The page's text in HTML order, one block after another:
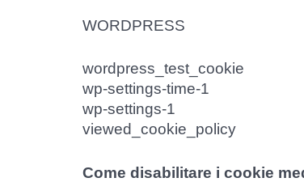
WORDPRESS
wordpress_test_cookie
wp-settings-time-1
wp-settings-1
viewed_cookie_policy
Come disabilitare i cookie